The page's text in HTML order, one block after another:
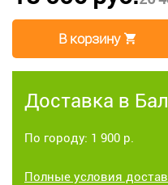
В корзину
Доставка в
По городу: 1 900 р.
Полные условия